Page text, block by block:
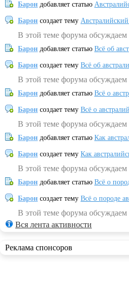
Барон добавляет статью
Барон создает тему
В этой теме форума
Барон добавляет статью Всё об
Барон создает тему Всё об
В этой теме форума обсуждаем
Барон добавляет статью Всё о
Барон создает тему Всё о
В этой теме форума
Барон добавляет статью Как
Барон создает тему Как
В этой теме форума обсуждаем
Барон добавляет статью Всё о
Барон создает тему Всё о породе
В этой теме форума обсуждаем
Вся лента активности
Реклама спонсоров